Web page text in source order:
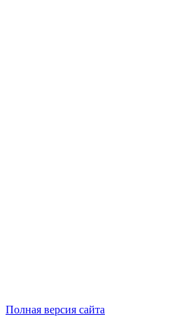
Полная версия сайта